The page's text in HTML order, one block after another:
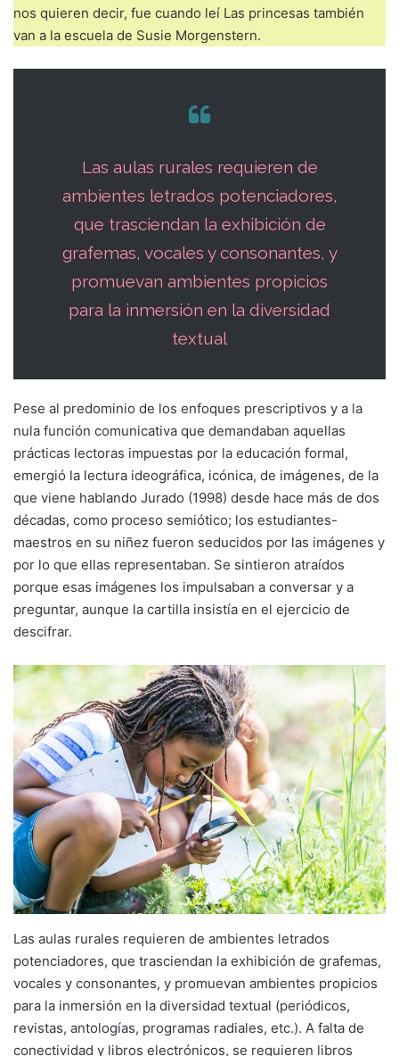
nos quieren decir, fue cuando leí Las princesas también
van a la escuela de Susie Morgenstern.
Las aulas rurales requieren de
ambientes letrados potenciadores,
que trasciendan la exhibición de
grafemas, vocales y consonantes, y
promuevan ambientes propicios
para la inmersión en la diversidad
textual
Pese al predominio de los enfoques prescriptivos y a la
nula función comunicativa que demandaban aquellas
prácticas lectoras impuestas por la educación formal,
emergió la lectura ideográfica, icónica, de imágenes, de la
que viene hablando Jurado (1998) desde hace más de dos
décadas, como proceso semiótico; los estudiantes-
maestros en su niñez fueron seducidos por las imágenes y
por lo que ellas representaban. Se sintieron atraídos
porque esas imágenes los impulsaban a conversar y a
preguntar, aunque la cartilla insistía en el ejercicio de
descifrar.
Las aulas rurales requieren de ambientes letrados
potenciadores, que trasciendan la exhibición de grafemas,
vocales y consonantes, y promuevan ambientes propicios
para la inmersión en la diversidad textual (periódicos,
revistas, antologías, programas radiales, etc.). A falta de
conectividad y libros electrónicos, se requieren libros